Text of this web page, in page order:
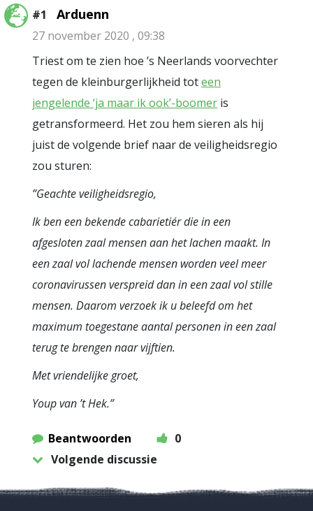
#1 Arduenn
27 november 2020 , 09:38
Triest om te zien hoe ’s Neerlands voorvechter
tegen de kleinburgerlijkheid toteen
jengelende ‘ja maar ik ook’-boomer is
getransformeerd. Het zou hem sieren als hij
juist de volgende brief naar de veiligheidsregio
zou sturen:
”Geachte veiligheidsregio,
Ik ben een bekende cabarietiér die in een
afgesloten zaal mensen aan het lachen maakt. In
een zaal vol lachende mensen worden veel meer
coronavirussen verspreid dan in een zaal vol stille
mensen. Daarom verzoek ik u beleefd om het
maximum toegestane aantal personen in een zaal
terug te brengen naar vijftien.
Met vriendelijke groet,
Youp van ’t Hek.”
Beantwoorden
0
Volgende discussie